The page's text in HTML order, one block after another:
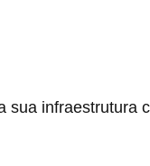
sua infraestrutura